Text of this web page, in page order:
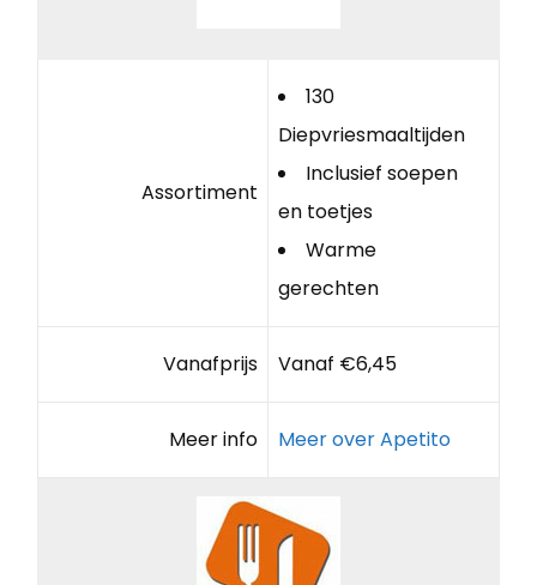
Assortiment
130
Diepvriesmaaltijden
Inclusief soepen
en toetjes
Warme
gerechten
Vanafprijs Vanaf €6,45
Meer info Meer over Apetito